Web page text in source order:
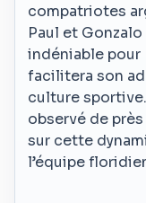
compatriotes
Paul et
indéniable pour
facilitera son
culture
observé de
sur cette
l’équipe